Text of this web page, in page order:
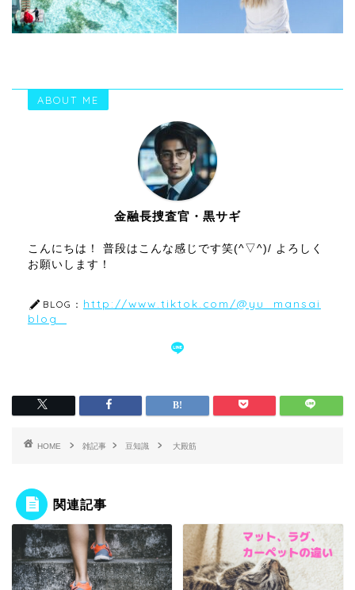
ABOUT ME
金融長捜査官・黒サギ
こんにちは！ 普段はこんな感じです笑(^▽^)/ よろしく
お願いします！
BLOG： http://www.tiktok.com/@yu_mansai
blog_
HOME 雑記事 豆知識 大殿筋
関連記事